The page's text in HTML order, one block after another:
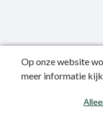
Publicatiedatum: 12-
Op onze website
meer informatie kijk